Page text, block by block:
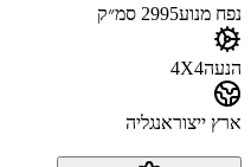
נפח מנוע2995 סמ״ק
הנעה4X4
ארץ ייצוראנגליה